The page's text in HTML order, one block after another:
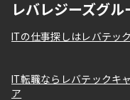
レバレジーズグ
ITの仕事探しはレバテック
IT転職ならレバテックキ
ア